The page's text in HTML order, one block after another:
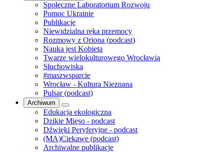
Społeczne Laboratorium Rozwoju
Pomoc Ukrainie
Publikacje
Niewidzialna ręka przemocy
Rozmowy z Oriona (podcast)
Nauka jest Kobietą
Twarze wielokulturowego Wrocławia
Słuchowiska
#maszwsparcie
Wrocław - Kultura Nieznana
Pulsar (podcast)
Archiwum
Edukacja ekologiczna
Dzikie Mięso - podcast
Dźwięki Peryferyjne - podcast
(MA)Ciekawe (podcast)
Archiwalne publikacje